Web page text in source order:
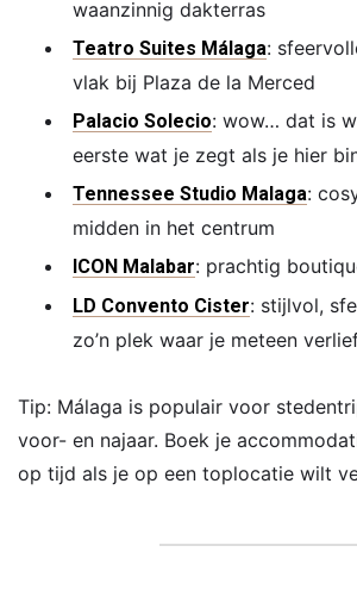
waanzinnig dakterras
Teatro Suites Málaga:
vlak bij Plaza de la Merced
Palacio Solecio: wow… dat is
eerste wat je zegt als je hier
Tennessee Studio Malaga:
midden in het centrum
ICON Malabar: prachtig
LD Convento Cister: stijlvol,
zo’n plek waar je meteen
Tip: Málaga is populair voor
voor- en najaar. Boek je
op tijd als je op een toplocatie wilt